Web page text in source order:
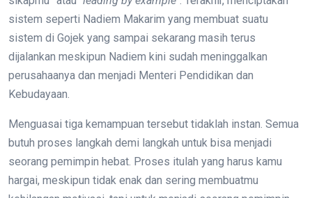
sistem seperti Nadiem Makarim yang membuat suatu
sistem di Gojek yang sampai sekarang masih terus
dijalankan meskipun Nadiem kini sudah meninggalkan
perusahaanya dan menjadi Menteri Pendidikan dan
Kebudayaan.
Menguasai tiga kemampuan tersebut tidaklah instan. Semua
butuh proses langkah demi langkah untuk bisa menjadi
seorang pemimpin hebat. Proses itulah yang harus kamu
hargai, meskipun tidak enak dan sering membuatmu